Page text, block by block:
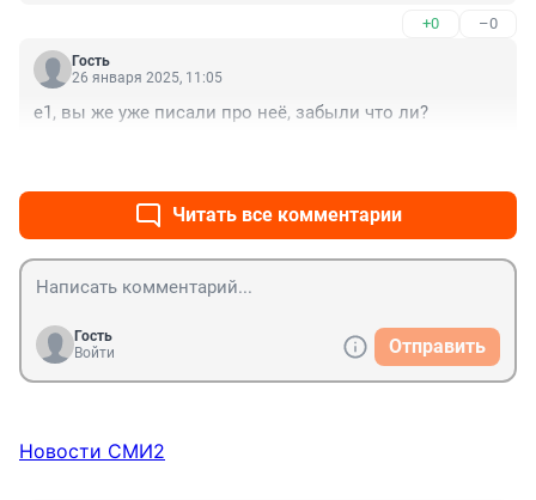
+0 –0
Гость
26 января 2025, 11:05
e1, вы же уже писали про неё, забыли что ли?
Читать все комментарии
Гость
Войти
Отправить
Новости СМИ2